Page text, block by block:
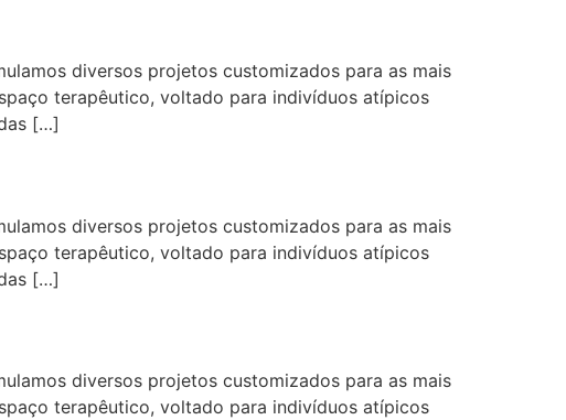
diversos projetos customizados para as mais
terapêutico, voltado para indivíduos atípicos
[…]
diversos projetos customizados para as mais
terapêutico, voltado para indivíduos atípicos
[…]
diversos projetos customizados para as mais
terapêutico, voltado para indivíduos atípicos